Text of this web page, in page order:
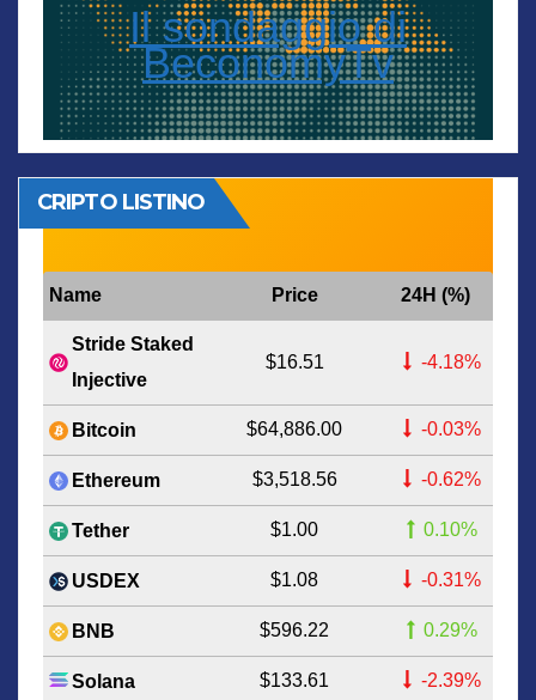
Il sondaggio di
BeconomyTv
CRIPTO LISTINO
Name Price 24H (%)
Stride Staked
Injective
$16.51 -4.18%
Bitcoin $64,886.00 -0.03%
Ethereum $3,518.56 -0.62%
Tether $1.00 0.10%
USDEX $1.08 -0.31%
BNB $596.22 0.29%
Solana $133.61 -2.39%